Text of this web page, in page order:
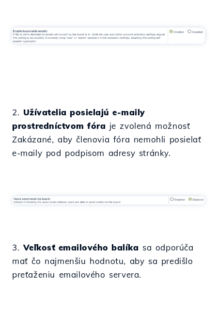
2. Užívatelia posielajú e-maily
prostredníctvom fóra je zvolená možnosť
Zakázané, aby členovia fóra nemohli posielať
e-maily pod podpisom adresy stránky.
3.Veľkosť emailového balíka sa odporúča
mať čo najmenšiu hodnotu, aby sa predišlo
preťaženiu emailového servera.